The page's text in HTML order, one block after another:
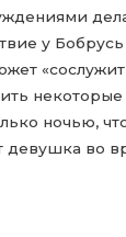
у
ночью,
девушка во